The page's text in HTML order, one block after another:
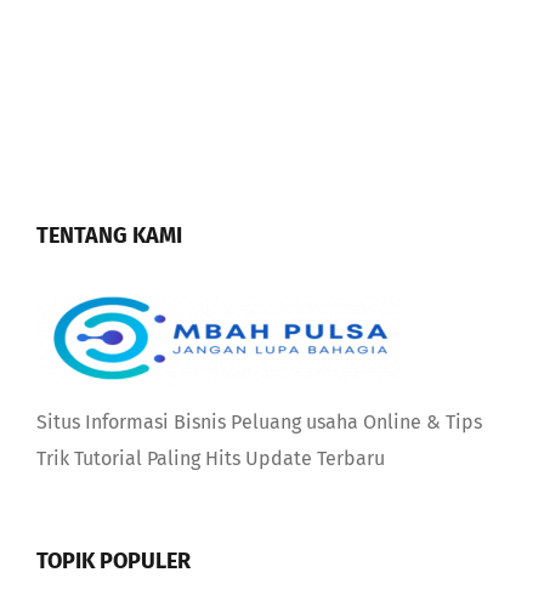
TENTANG KAMI
Situs Informasi Bisnis Peluang usaha Online & Tips
Trik Tutorial Paling Hits Update Terbaru
TOPIK POPULER